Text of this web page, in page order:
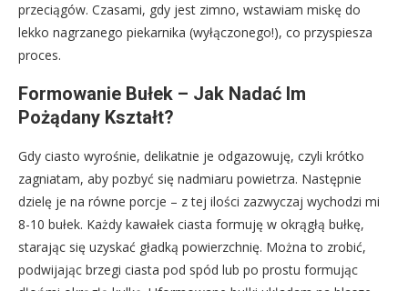
przeciągów. Czasami, gdy jest zimno, wstawiam miskę do
lekko nagrzanego piekarnika (wyłączonego!), co przyspiesza
proces.
Formowanie Bułek – Jak Nadać Im
Pożądany Kształt?
Gdy ciasto wyrośnie, delikatnie je odgazowuję, czyli krótko
zagniatam, aby pozbyć się nadmiaru powietrza. Następnie
dzielę je na równe porcje – z tej ilości zazwyczaj wychodzi mi
8-10 bułek. Każdy kawałek ciasta formuję w okrągłą bułkę,
starając się uzyskać gładką powierzchnię. Można to zrobić,
podwijając brzegi ciasta pod spód lub po prostu formując